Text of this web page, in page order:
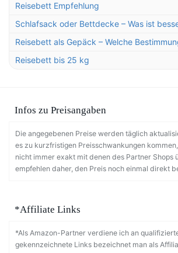
Reisebett Empfehlung
Schlafsack oder Bettdecke – Was ist
Reisebett als Gepäck – Welche
Reisebett bis 25 kg
Infos zu Preisangaben
Die angegebenen Preise werden täglich
es zu kurzfristigen Preisschwankungen
nicht immer exakt mit denen des Partner Shops
empfehlen daher, den Preis noch einmal direkt
*Affiliate Links
*Als Amazon-Partner verdiene ich an
gekennzeichnete Links bezeichnet man als